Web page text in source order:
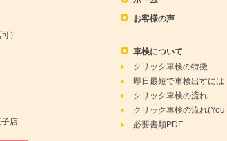
）
店
お客様の声
車検について
クリック車検の特徴
即日最短で車検出すには
クリック車検の流れ
クリック車検の流れ
必要書類PDF